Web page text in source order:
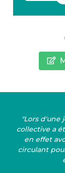
"Lors d'une
collective a
en effet
circulant